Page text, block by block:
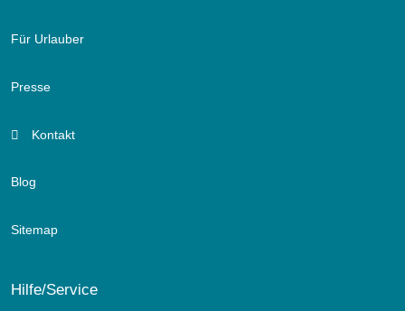
Für Urlauber
Presse
Kontakt
Blog
Sitemap
Hilfe/Service